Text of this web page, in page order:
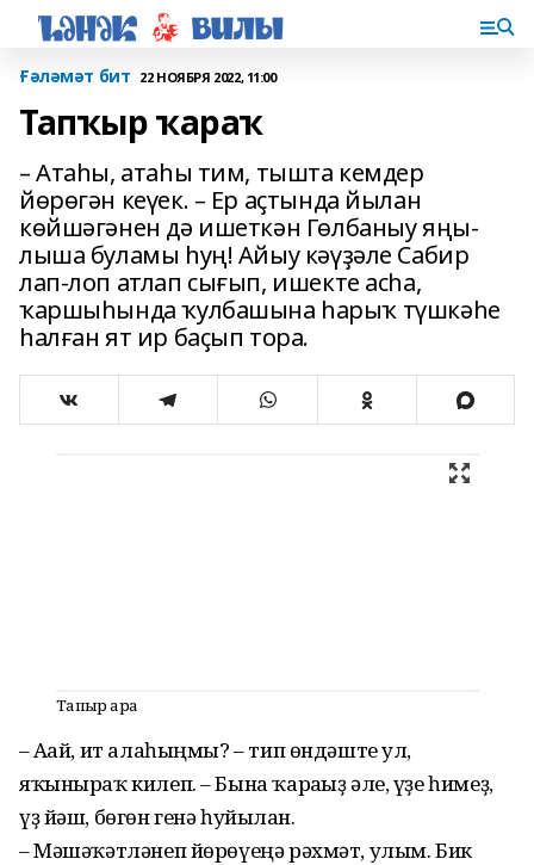
Ғәләмәт бит 22 НОЯБРЯ 2022, 11:00
Тапҡыр ҡараҡ
– Атаһы, атаһы тим, тышта кемдер
йөрөгән кеүек. – Ер аҫтында йылан
көйшәгәнен дә ишеткән Гөлбаныу яңы­
лыша буламы һуң! Айыу кәүҙәле Сабир
лап-лоп атлап сығып, ишекте асһа,
ҡаршыһында ҡулбашына һарыҡ түшкәһе
һалған ят ир баҫып тора.
Тапҡыр ҡараҡ
– Ағай, ит алаһыңмы? – тип өндәште ул,
яҡыныраҡ килеп. – Бына ҡарағыҙ әле, үҙе һимеҙ,
үҙ йәш, бөгөн генә һуйылған.
– Мәшәҡәтләнеп йөрөүеңә рәх­мәт, улым. Бик